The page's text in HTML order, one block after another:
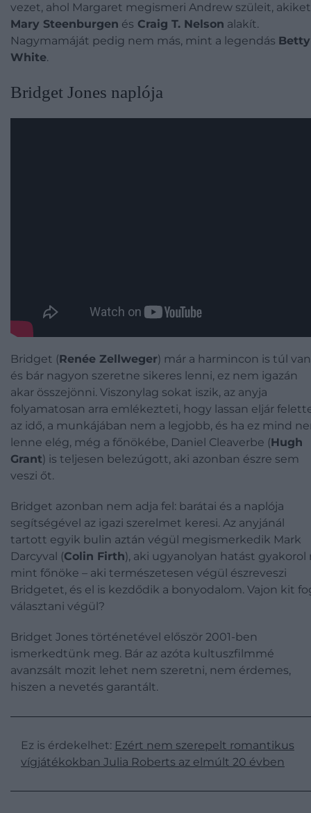
vezet, ahol Margaret megismeri Andrew szüleit, akiket
Mary Steenburgen és Craig T. Nelson alakít.
Nagymamáját pedig nem más, mint a legendás Betty
White.
Bridget Jones naplója
Bridget (Renée Zellweger) már a harmincon is túl
és bár nagyon szeretne sikeres lenni, ez nem igazán
akar összejönni. Viszonylag sokat iszik, az anyja
folyamatosan arra emlékezteti, hogy lassan eljár
az idő, a munkájában nem a legjobb, és ha ez mind
lenne elég, még a főnökébe, Daniel Cleaverbe (Hugh
Grant) is teljesen belezúgott, aki azonban észre sem
veszi őt.
Bridget azonban nem adja fel: barátai és a naplója
segítségével az igazi szerelmet keresi. Az anyjánál
tartott egyik bulin aztán végül megismerkedik Mark
Darcyval (Colin Firth), aki ugyanolyan hatást gyakorol
mint főnöke – aki természetesen végül észreveszi
Bridgetet, és el is kezdődik a bonyodalom. Vajon kit
választani végül?
Bridget Jones történetével először 2001-ben
ismerkedtünk meg. Bár az azóta kultuszfilmmé
avanzsált mozit lehet nem szeretni, nem érdemes,
hiszen a nevetés garantált.
Ez is érdekelhet: Ezért nem szerepelt romantikus
vígjátékokban Julia Roberts az elmúlt 20 évben